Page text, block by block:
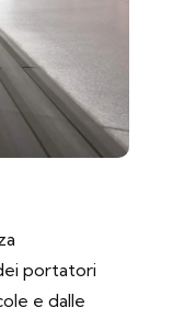
portatori
e dalle